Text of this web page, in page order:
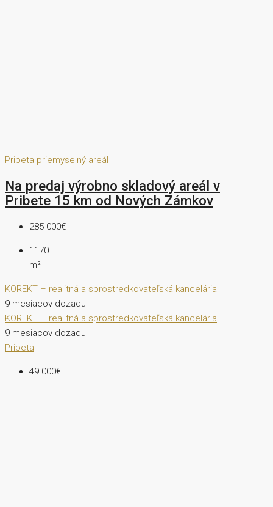
Pribeta priemyselný areál
Na predaj výrobno skladový areál v
Pribete 15 km od Nových Zámkov
285 000€
1170
m²
KOREKT – realitná a sprostredkovateľská kancelária
9 mesiacov dozadu
KOREKT – realitná a sprostredkovateľská kancelária
9 mesiacov dozadu
Pribeta
49 000€